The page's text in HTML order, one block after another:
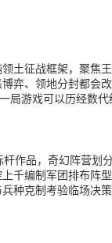
土征战框架，聚焦
弈、领地分封都会
游戏可以历经数代
作品，奇幻阵营划
千编制军团排布阵
种克制考验临场决